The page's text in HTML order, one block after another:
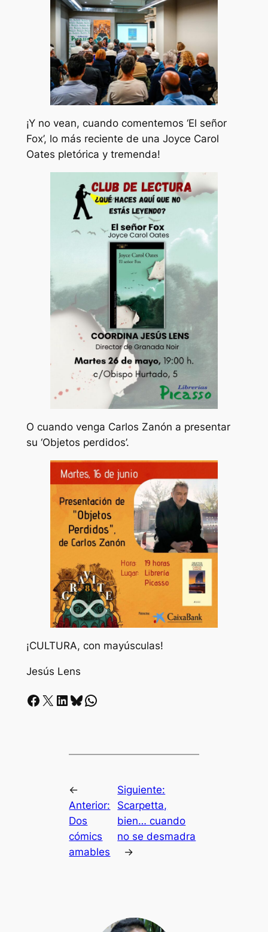
¡Y no vean, cuando comentemos ‘El señor
Fox’, lo más reciente de una Joyce Carol
Oates pletórica y tremenda!
O cuando venga Carlos Zanón a presentar
su ‘Objetos perdidos’.
¡CULTURA, con mayúsculas!
Jesús Lens
Facebook X LinkedIn Bluesky Whatsapp
←
Anterior:
Dos
cómics
amables
Siguiente:
Scarpetta,
bien… cuando
no se desmadra
→